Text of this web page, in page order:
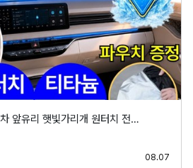
앞유리 햇빛가리개 원터치 전…
08.07